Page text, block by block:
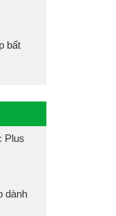
bất
Plus
dành